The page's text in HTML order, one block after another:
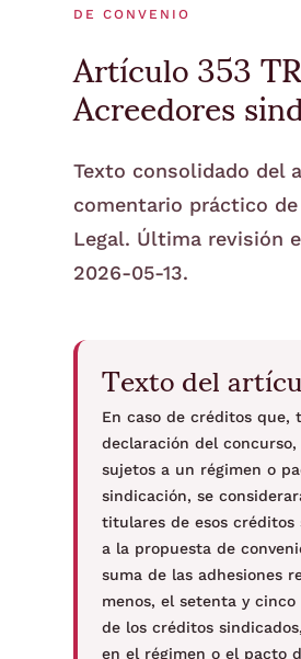
DE CONVENIO
Artículo 353
Acreedores
Texto consolidado del
comentario práctico de
Legal. Última revisión
2026-05-13.
Texto del
En caso de créditos que,
declaración del
sujetos a un régimen o
sindicación, se
titulares de esos créditos
a la propuesta de
suma de las adhesiones
menos, el setenta y
de los créditos
en el régimen o el pacto